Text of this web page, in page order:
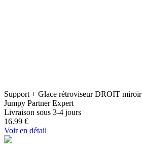
Support + Glace rétroviseur DROIT
Jumpy Partner Expert
Livraison sous 3-4 jours
16.99 €
Voir en détail